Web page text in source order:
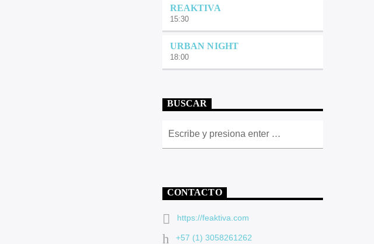
REAKTIVA
15:30
URBAN NIGHT
18:00
BUSCAR
CONTACTO
https://feaktiva.com
+57 (1) 3058261262